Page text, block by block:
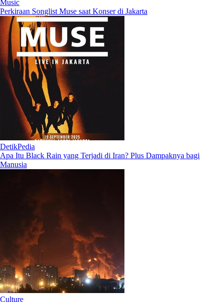
Music
Perkiraan Songlist Muse saat Konser di Jakarta
DetikPedia
Apa Itu Black Rain yang Terjadi di Iran? Plus Dampaknya bagi
Manusia
Culture